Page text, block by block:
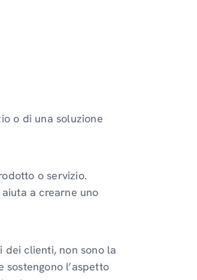
o di una soluzione
o servizio.
a crearne uno
dei clienti, non sono la
l’aspetto